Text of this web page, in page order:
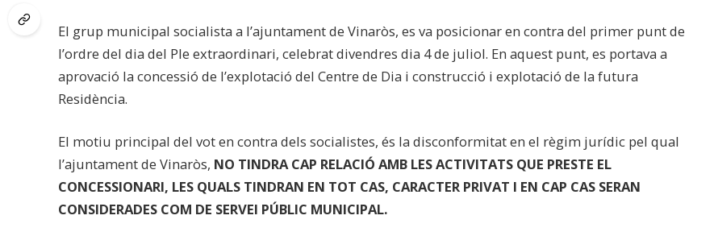
El grup municipal socialista a l’ajuntament de Vinaròs, es va posicionar en contra del primer punt de
l’ordre del dia del Ple extraordinari, celebrat divendres dia 4 de juliol. En aquest punt, es portava a
aprovació la concessió de l’explotació del Centre de Dia i construcció i explotació de la futura
Residència.
El motiu principal del vot en contra dels socialistes, és la disconformitat en el règim jurídic pel qual
l’ajuntament de Vinaròs, NO TINDRA CAP RELACIÓ AMB LES ACTIVITATS QUE PRESTE EL
CONCESSIONARI, LES QUALS TINDRAN EN TOT CAS, CARACTER PRIVAT I EN CAP CAS SERAN
CONSIDERADES COM DE SERVEI PÚBLIC MUNICIPAL.